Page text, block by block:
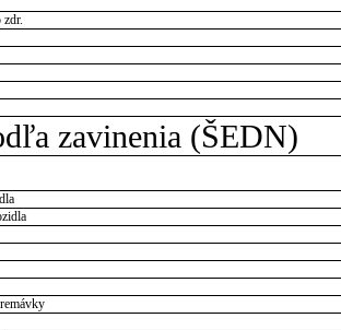
zdr.
zavinenia (ŠEDN)